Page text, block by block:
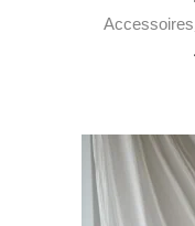
Accessoires